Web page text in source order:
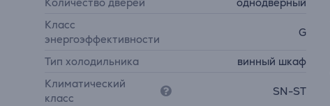
Класс
энергоэффективности
G
Тип холодильника
винный шкаф
Климатический
класс
SN-ST